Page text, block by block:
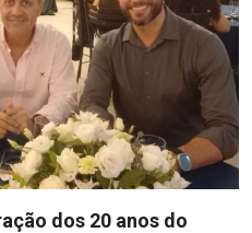
dos 20 anos do